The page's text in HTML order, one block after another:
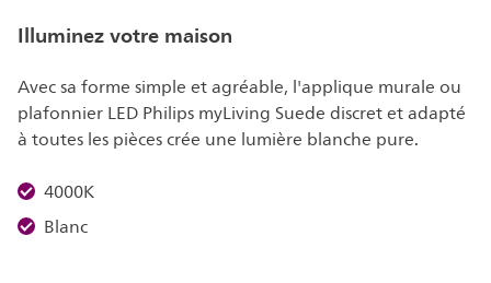
Illuminez votre maison
Avec sa forme simple et agréable, l'applique murale ou
plafonnier LED Philips myLiving Suede discret et adapté
à toutes les pièces crée une lumière blanche pure.
4000K
Blanc